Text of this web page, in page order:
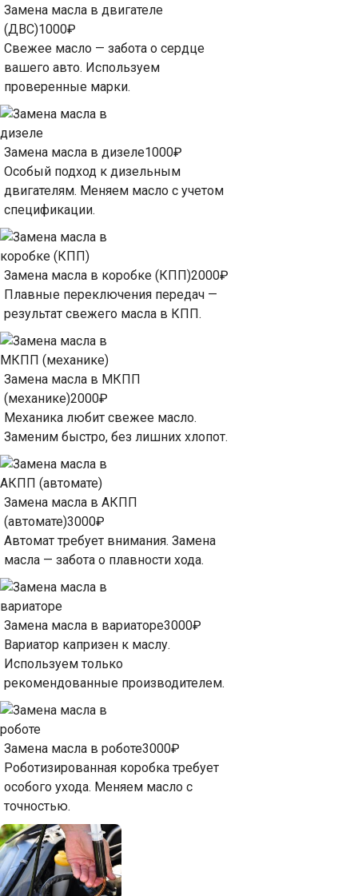
Замена масла в двигателе
(ДВС)1000₽
Свежее масло — забота о сердце
вашего авто. Используем
проверенные марки.
Замена масла в дизеле1000₽
Особый подход к дизельным
двигателям. Меняем масло с учетом
спецификации.
Замена масла в коробке (КПП)2000₽
Плавные переключения передач —
результат свежего масла в КПП.
Замена масла в МКПП
(механике)2000₽
Механика любит свежее масло.
Заменим быстро, без лишних хлопот.
Замена масла в АКПП
(автомате)3000₽
Автомат требует внимания. Замена
масла — забота о плавности хода.
Замена масла в вариаторе3000₽
Вариатор капризен к маслу.
Используем только
рекомендованные производителем.
Замена масла в роботе3000₽
Роботизированная коробка требует
особого ухода. Меняем масло с
точностью.